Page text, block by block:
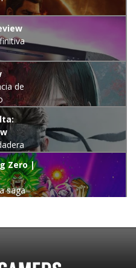
de
Zero |
saga